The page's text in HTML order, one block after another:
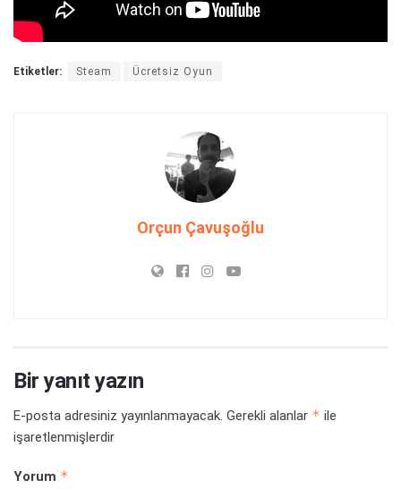
Etiketler: Steam Ücretsiz Oyun
Orçun Çavuşoğlu
Bir yanıt yazın
E-posta adresiniz yayınlanmayacak. Gerekli alanlar * ile
işaretlenmişlerdir
Yorum *